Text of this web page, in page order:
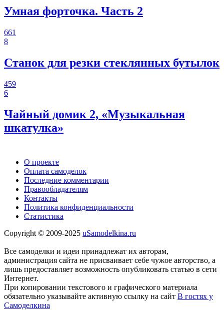
Умная форточка. Часть 2
661
8
Станок для резки стеклянных бутылок
459
6
Чайный домик 2, «Музыкальная
шкатулка»
О проекте
Оплата самоделок
Последние комментарии
Правообладателям
Контакты
Политика конфиденциальности
Статистика
Copyright © 2009-2025 uSamodelkina.ru
Все самоделки и идеи принадлежат их авторам,
администрация сайта не присваивает себе чужое авторство, а
лишь предоставляет возможность опубликовать статью в сети
Интернет.
При копировании текстового и графического материала
обязательно указывайте активную ссылку на сайт В гостях у
Самоделкина